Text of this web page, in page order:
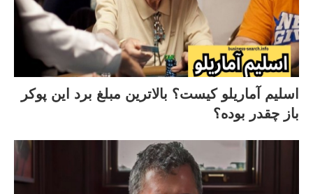
اسلیم آماریلو کیست؟ بالاترین مبلغ برد این پوکر
باز چقدر بوده؟